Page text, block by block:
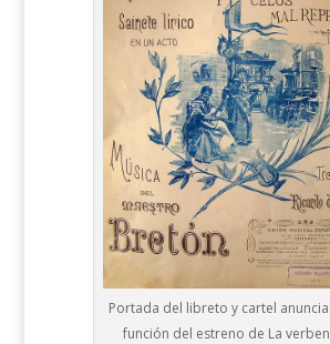
Portada del libreto y cartel
función del estreno de La